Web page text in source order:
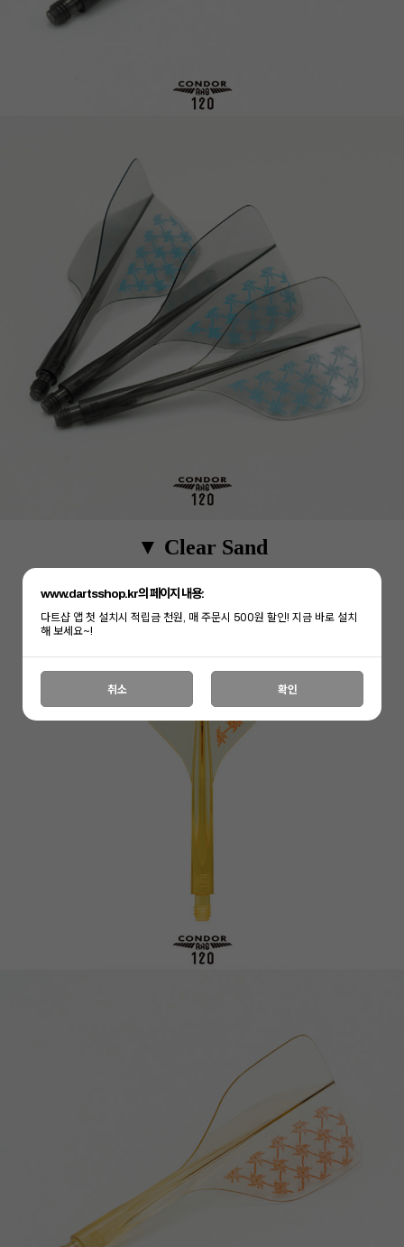
이코 라이프 하
▼ Clear Sand
www.dartsshop.kr의 페이지 내용:
다트샵 앱 첫 설치시 적립금 천원, 매 주문시 500원 할인! 지금 바로 설치
해 보세요~!
취소 확인